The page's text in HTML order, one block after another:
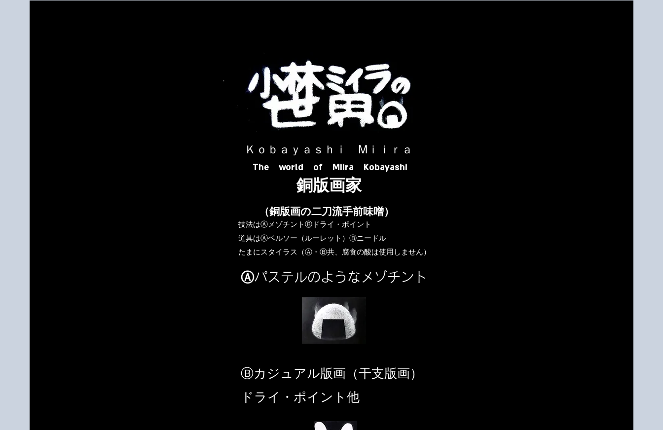
​ Ｋｏｂａｙａｓｈｉ Ⅿｉｉｒａ​
The world of Miira Kobayashi
​銅版画家
​（銅版画の二刀流手前味噌）
​技法はⒶメゾチントⒷドライ・ポイント
道具はⒶベルソー（ルーレット）Ⓑニードル
​たまにスタイラス（Ⓐ・Ⓑ共、腐食の酸は使用しません）
Ⓐパステルのようなメゾチント
​Ⓑカジュアル版画（干支版画）
ドライ・ポイント他